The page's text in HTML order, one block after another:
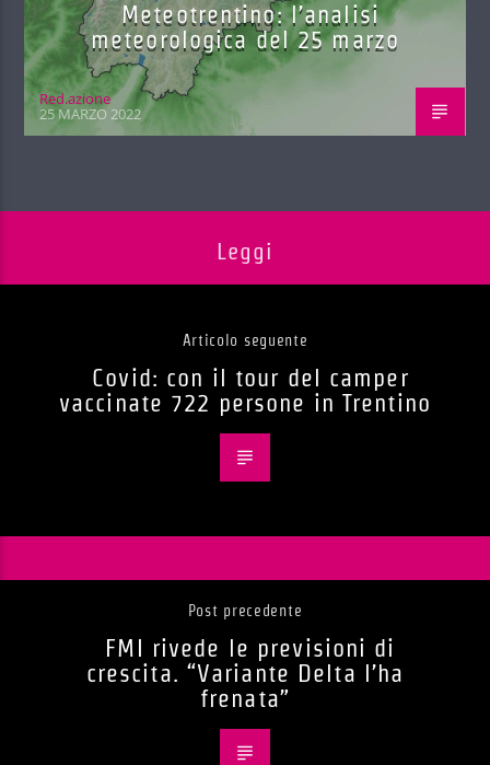
Meteotrentino: l’analisi
meteorologica del 25 marzo
Red.azione
25 MARZO 2022
Leggi
Articolo seguente
Covid: con il tour del camper
vaccinate 722 persone in Trentino
Post precedente
FMI rivede le previsioni di
crescita. “Variante Delta l’ha
frenata”